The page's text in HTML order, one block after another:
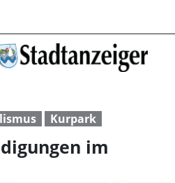
Erneute
Kurpark
im